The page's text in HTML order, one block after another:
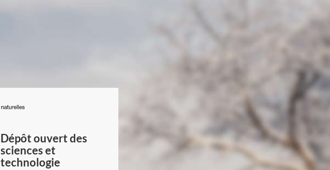
du
Canada
Dépôt ouvert des
sciences et
technologie